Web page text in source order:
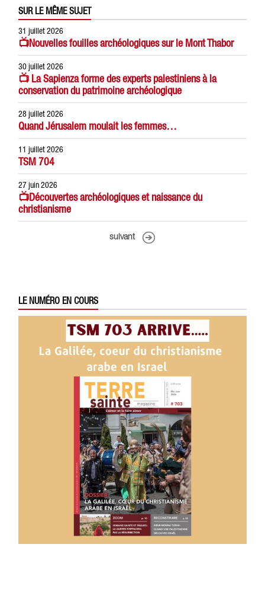
SUR LE MÊME SUJET
31 juillet 2026
📺Nouvelles fouilles archéologiques sur le Mont Thabor
30 juillet 2026
📺 La Sapienza forme des experts palestiniens à la
conservation du patrimoine archéologique
28 juillet 2026
Quand Jérusalem moulait les femmes…
11 juillet 2026
TSM 704
27 juin 2026
📺Découvertes archéologiques et naissance du
christianisme
suivant
LE NUMÉRO EN COURS